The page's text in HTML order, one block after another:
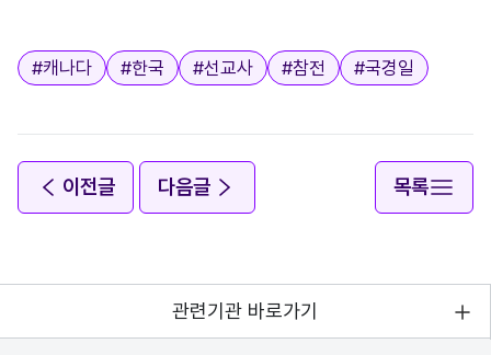
태그
#캐나다 #한국 #선교사 #참전 #국경일
이전글 다음글 목록
관련기관 바로가기